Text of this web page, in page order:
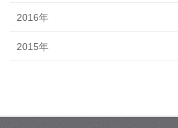
2016年
2015年